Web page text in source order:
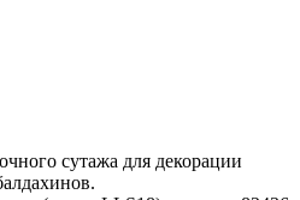
сутажа для декорации